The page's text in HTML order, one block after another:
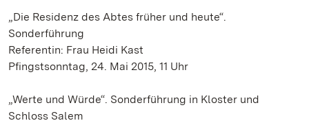
„Die Residenz des Abtes früher und heute“.
Sonderführung
Referentin: Frau Heidi Kast
Pfingstsonntag, 24. Mai 2015, 11 Uhr
„Werte und Würde“. Sonderführung in Kloster und
Schloss Salem